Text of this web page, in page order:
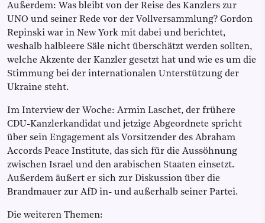
Außerdem: Was bleibt von der Reise des Kanzlers zur
UNO und seiner Rede vor der Vollversammlung? Gordon
Repinski war in New York mit dabei und berichtet,
weshalb halbleere Säle nicht überschätzt werden sollten,
welche Akzente der Kanzler gesetzt hat und wie es um die
Stimmung bei der internationalen Unterstützung der
Ukraine steht.
Im Interview der Woche: Armin Laschet, der frühere
CDU-Kanzlerkandidat und jetzige Abgeordnete spricht
über sein Engagement als Vorsitzender des Abraham
Accords Peace Institute, das sich für die Aussöhnung
zwischen Israel und den arabischen Staaten einsetzt.
Außerdem äußert er sich zur Diskussion über die
Brandmauer zur AfD in- und außerhalb seiner Partei.
Die weiteren Themen: